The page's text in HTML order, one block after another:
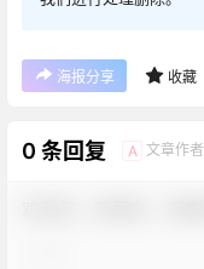
海报分享 收藏
0 条回复 A 文章作者